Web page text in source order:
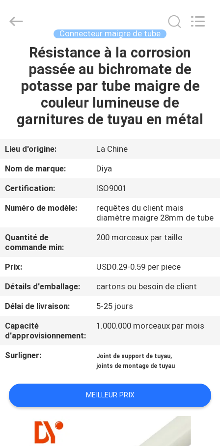
MAISON
PRODUITS
AU
SUJET
DE
NOUS
VISITE
D'USINE
CONTRÔLE
DE
CONTACTEZ-
NOUS
NOUVELLES
CAS
DEMANDEZ
UNE
Equipment
Connecteur maigre de tube
Résistance à la corrosion
passée au bichromate de
potasse par tube maigre de
couleur lumineuse de
garnitures de tuyau en métal
Lieu d'origine:
La Chine
Nom de marque:
Diya
Certification:
ISO9001
Numéro de modèle:
requêtes du client mais
diamètre maigre 28mm de tube
Quantité de
commande min:
200 morceaux par taille
Prix:
USD0.29-0.59 per piece
Détails d'emballage:
cartons ou besoin de client
Délai de livraison:
5-25 jours
Capacité
d'approvisionnement:
1.000.000 morceaux par mois
Surligner: Joint de support de tuyau,
joints de montage de tuyau
MEILLEUR PRIX